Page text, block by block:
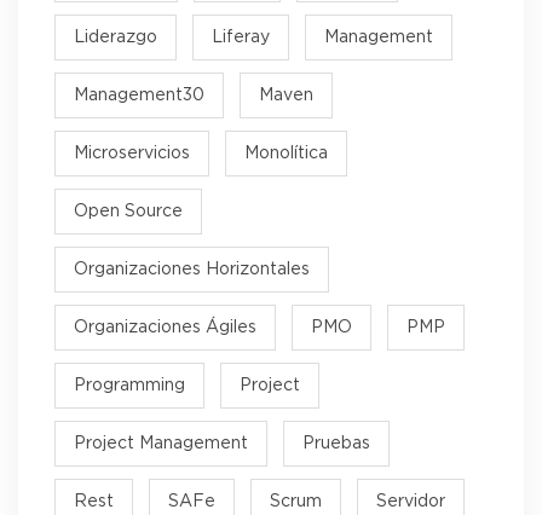
Liderazgo Liferay Management
Management30 Maven
Microservicios Monolítica
Open Source
Organizaciones Horizontales
Organizaciones Ágiles PMO PMP
Programming Project
Project Management Pruebas
Rest SAFe Scrum Servidor